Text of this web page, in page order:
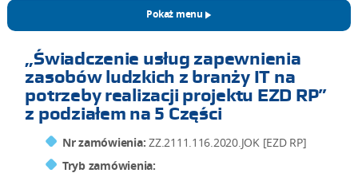
Pokaż menu
„Świadczenie usług zapewnienia
zasobów ludzkich z branży IT na
potrzeby realizacji projektu EZD RP”
z podziałem na 5 Części
Nr zamówienia: ZZ.2111.116.2020.JOK [EZD RP]
Tryb zamówienia: